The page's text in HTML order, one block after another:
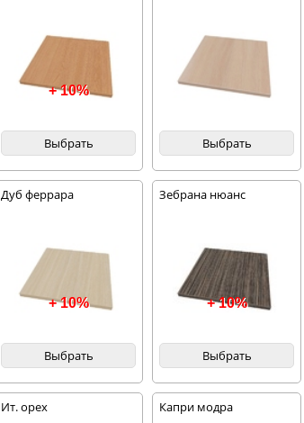
+ 10%
Выбрать Выбрать
Дуб феррара
+ 10%
Выбрать
Зебрана нюанс
+ 10%
Выбрать
Ит. орех Капри модра